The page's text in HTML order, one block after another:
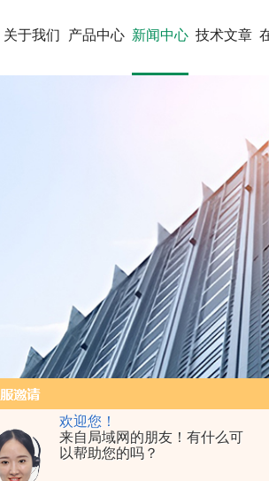
欢迎您！
来自局域网的朋友！有什么可
以帮助您的吗？
关于我们 产品中心 新闻中心 技术文章
章